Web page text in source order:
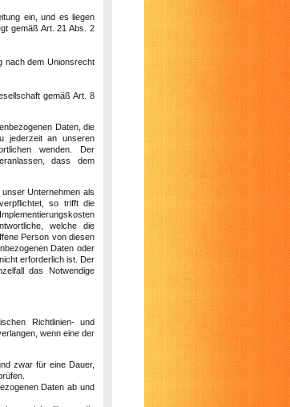
ein, und es liegen
gemäß Art. 21 Abs. 2
nach dem Unionsrecht
gemäß Art. 8
Daten, die
jederzeit an unseren
wenden. Der
dass dem
Unternehmen als
so trifft die
welche die
Person von diesen
Daten oder
erforderlich ist. Der
das Notwendige
Richtlinien- und
wenn eine der
zwar für eine Dauer,
Daten ab und